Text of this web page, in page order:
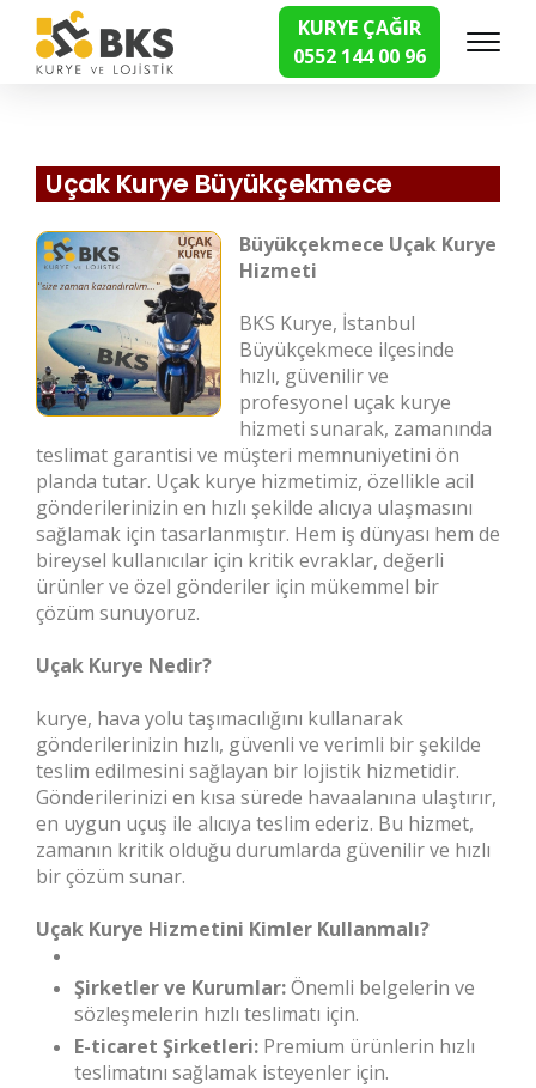
KURYE ÇAĞIR
0552 144 00 96
Hızlı Kurye Hizmetleri
Uçak Kurye Büyükçekmece
Büyükçekmece Uçak Kurye
Hizmeti
BKS Kurye, İstanbul
Büyükçekmece ilçesinde
hızlı, güvenilir ve
profesyonel uçak kurye
hizmeti sunarak, zamanında
teslimat garantisi ve müşteri memnuniyetini ön
planda tutar. Uçak kurye hizmetimiz, özellikle acil
gönderilerinizin en hızlı şekilde alıcıya ulaşmasını
sağlamak için tasarlanmıştır. Hem iş dünyası hem de
bireysel kullanıcılar için kritik evraklar, değerli
ürünler ve özel gönderiler için mükemmel bir
çözüm sunuyoruz.
Uçak Kurye Nedir?
kurye, hava yolu taşımacılığını kullanarak
gönderilerinizin hızlı, güvenli ve verimli bir şekilde
teslim edilmesini sağlayan bir lojistik hizmetidir.
Gönderilerinizi en kısa sürede havaalanına ulaştırır,
en uygun uçuş ile alıcıya teslim ederiz. Bu hizmet,
zamanın kritik olduğu durumlarda güvenilir ve hızlı
bir çözüm sunar.
Uçak Kurye Hizmetini Kimler Kullanmalı?
Şirketler ve Kurumlar:Önemli belgelerin ve
sözleşmelerin hızlı teslimatı için.
E-ticaret Şirketleri: Premium ürünlerin hızlı
teslimatını sağlamak isteyenler için.